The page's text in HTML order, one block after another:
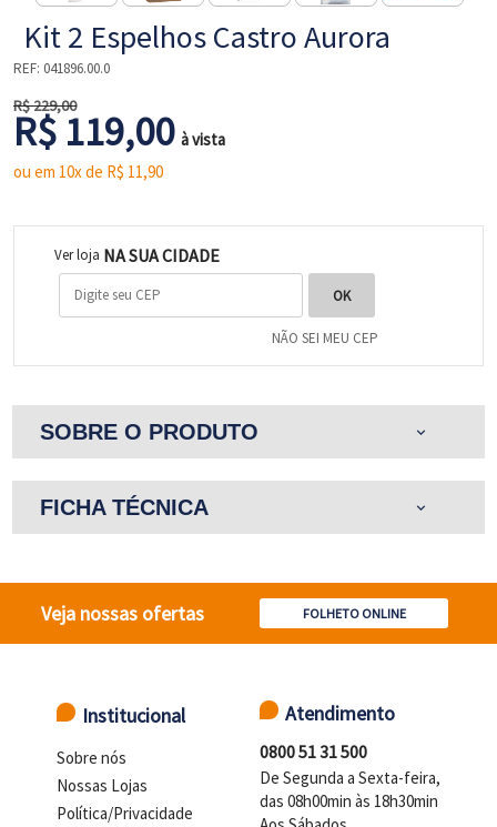
Kit 2 Espelhos Castro Aurora
REF: 041896.00.0
R$ 229,00
R$ 119,00à vista
ou em 10x de R$ 11,90
Ver loja NA SUA CIDADE
NÃO SEI MEU CEP
SOBRE O PRODUTO expand_more
FICHA TÉCNICA expand_more
Veja nossas ofertas FOLHETO ONLINE
Institucional
Sobre nós
Nossas Lojas
Política/Privacidade
Atendimento
0800 51 31 500
De Segunda a Sexta-feira,
das 08h00min às 18h30min